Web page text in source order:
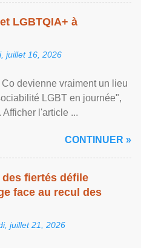
LGBTQIA+ à
juillet 16, 2026
devienne vraiment un lieu
LGBT en journée",
l'article ...
CONTINUER »
fiertés défile
face au recul des
juillet 21, 2026